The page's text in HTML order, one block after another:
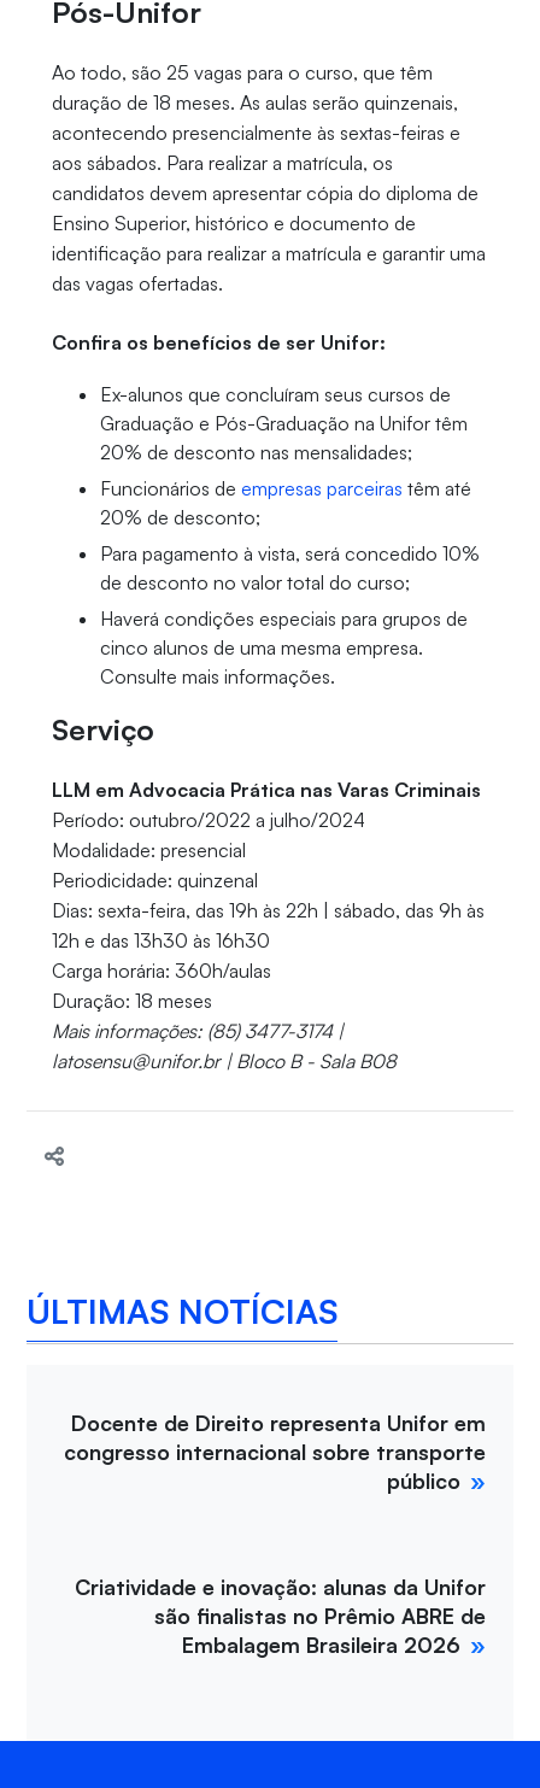
Pós-Unifor
Ao todo, são 25 vagas para o curso, que têm
duração de 18 meses. As aulas serão quinzenais,
acontecendo presencialmente às sextas-feiras e
aos sábados. Para realizar a matrícula, os
candidatos devem apresentar cópia do diploma de
Ensino Superior, histórico e documento de
identificação para realizar a matrícula e garantir uma
das vagas ofertadas.
Confira os benefícios de ser Unifor:
Ex-alunos que concluíram seus cursos de
Graduação e Pós-Graduação na Unifor têm
20% de desconto nas mensalidades;
Funcionários de empresas parceiras têm até
20% de desconto;
Para pagamento à vista, será concedido 10%
de desconto no valor total do curso;
Haverá condições especiais para grupos de
cinco alunos de uma mesma empresa.
Consulte mais informações.
Serviço
LLM em Advocacia Prática nas Varas Criminais
Período: outubro/2022 a julho/2024
Modalidade: presencial
Periodicidade: quinzenal
Dias: sexta-feira, das 19h às 22h | sábado, das 9h às
12h e das 13h30 às 16h30
Carga horária: 360h/aulas
Duração: 18 meses
Mais informações: (85) 3477-3174 |
latosensu@unifor.br | Bloco B - Sala B08
ÚLTIMAS NOTÍCIAS
Docente de Direito representa Unifor em
congresso internacional sobre transporte
público
Criatividade e inovação: alunas da Unifor
são finalistas no Prêmio ABRE de
Embalagem Brasileira 2026